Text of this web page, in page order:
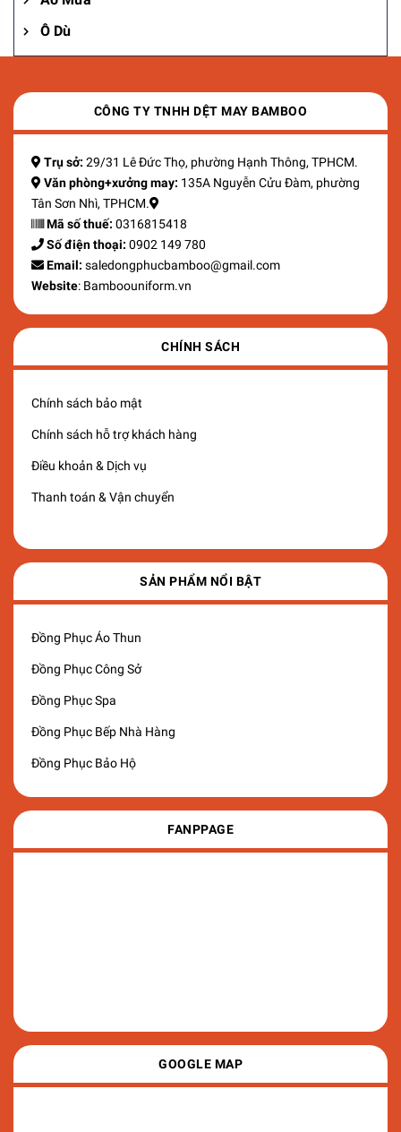
Ô Dù
CÔNG TY TNHH DỆT MAY BAMBOO
Trụ sở: 29/31 Lê Đức Thọ, phường Hạnh Thông, TPHCM.
Văn phòng+xưởng may: 135A Nguyễn Cửu Đàm, phường
Tân Sơn Nhì, TPHCM.
Mã số thuế: 0316815418
Số điện thoại: 0902 149 780
Email: saledongphucbamboo@gmail.com
Website: Bamboouniform.vn
CHÍNH SÁCH
Chính sách bảo mật
Chính sách hỗ trợ khách hàng
Điều khoản & Dịch vụ
Thanh toán & Vận chuyển
SẢN PHẨM NỔI BẬT
Đồng Phục Áo Thun
Đồng Phục Công Sở
Đồng Phục Spa
Đồng Phục Bếp Nhà Hàng
Đồng Phục Bảo Hộ
FANPPAGE
GOOGLE MAP